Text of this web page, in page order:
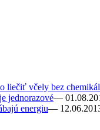
liečiť včely bez
jednorazové—
energiu—